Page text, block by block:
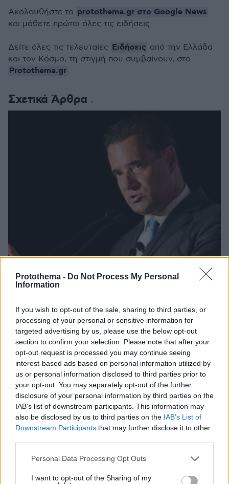
Protothema - Do Not Process My Personal
Information
If you wish to opt-out of the sale, sharing to third parties, or
processing of your personal or sensitive information for
targeted advertising by us, please use the below opt-out
section to confirm your selection. Please note that after your
opt-out request is processed you may continue seeing
interest-based ads based on personal information utilized by
us or personal information disclosed to third parties prior to
your opt-out. You may separately opt-out of the further
disclosure of your personal information by third parties on the
IAB’s list of downstream participants. This information may
also be disclosed by us to third parties on the IAB’s List of
Downstream Participants that may further disclose it to other
Please note that this website/app uses one or more Google
not limited to your visit or usage behaviour. You may click to
Personal Data Processing Opt Outs
I want to opt-out of the Sharing of my
Σχετικά Άρθρα
«Προέχει το συμφέρον της πατρίδος» είπε ο Έλληνας
επιβάτης του κρουαζιερόπλοιου με τα κρούσματα χανταϊού
στον Γεωργιάδη
11.05.2026, 17:30
Ακολουθήστε το protothema.gr στο Google News
και μάθετε πρώτοι όλες τις ειδήσεις
Δείτε όλες τις τελευταίες Ειδήσεις από την Ελλάδα
και τον Κόσμο, τη στιγμή που συμβαίνουν, στο
Protothema.gr